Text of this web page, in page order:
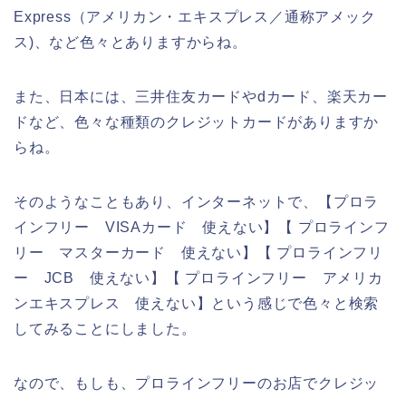
Express（アメリカン・エキスプレス／通称アメック
ス)、など色々とありますからね。
また、日本には、三井住友カードやdカード、楽天カー
ドなど、色々な種類のクレジットカードがありますか
らね。
そのようなこともあり、インターネットで、【プロラ
インフリー VISAカード 使えない】【 プロラインフ
リー マスターカード 使えない】【 プロラインフリ
ー JCB 使えない】【 プロラインフリー アメリカ
ンエキスプレス 使えない】という感じで色々と検索
してみることにしました。
なので、もしも、プロラインフリーのお店でクレジッ